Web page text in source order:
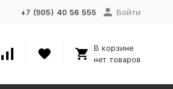
+7 (905) 40 56 555 Войти
В корзине
нет товаров